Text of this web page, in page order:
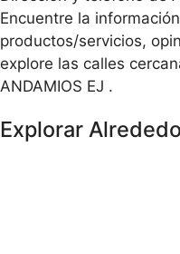
Encuentre la
productos/servicios,
explore las calles
ANDAMIOS EJ .
Explorar